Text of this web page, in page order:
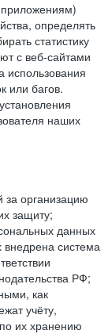
определять
статистику
с веб-сайтами
или багов.
наших
за организацию
защиту;
данных
система
РФ;
как
учёту,
их хранению